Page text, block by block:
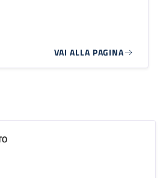
VAI ALLA PAGINA